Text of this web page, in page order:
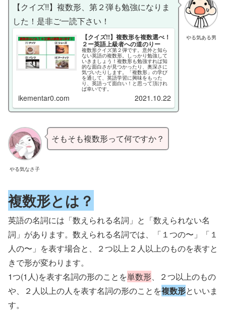
やる気ある男
【クイズ!!】複数形、第２弾も勉強になりま
した！是非ご一読下さい！
【クイズ!!】複数形を複数選べ！
２ー英語上級者への道のりー
複数形クイズ第２弾です。意外と知ら
ない英語の複数形。しっかり勉強して
いきましょう！複数形も勉強すれば知
的な面白さが見つかったり、奥深さに
気づいたりします。「複数形」の学び
を通して、英語学習に興味をもった
り、英語って面白い！と思って頂けれ
ば幸いです。
ikementar0.com 2021.10.22
やる気なさ子
そもそも複数形って何ですか？
複数形とは？
英語の名詞には「数えられる名詞」と「数えられない名
詞」があります。数えられる名詞では、「１つの〜」「１
人の〜」を表す場合と、２つ以上２人以上のものを表すと
きで形が変わります。
1つ(1人)を表す名詞の形のことを単数形、２つ以上のもの
や、２人以上の人を表す名詞の形のことを複数形といいま
す。